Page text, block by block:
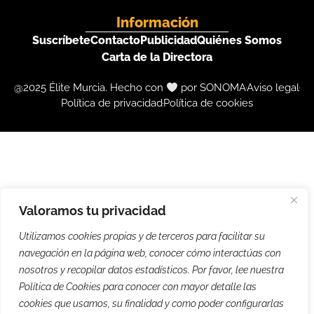
Valoramos tu privacidad
Utilizamos cookies propias y de terceros para facilitar su
navegación en la página web, conocer cómo interactúas con
nosotros y recopilar datos estadísticos. Por favor, lee nuestra
Política de Cookies para conocer con mayor detalle las
cookies que usamos, su finalidad y como poder configurarlas
Información
SuscríbeteContactoPublicidadQuiénes Somos
Carta de la Directora
@2025 Élite Murcia. Hecho con por SONOMAAviso legal
Política de privacidadPolítica de cookies